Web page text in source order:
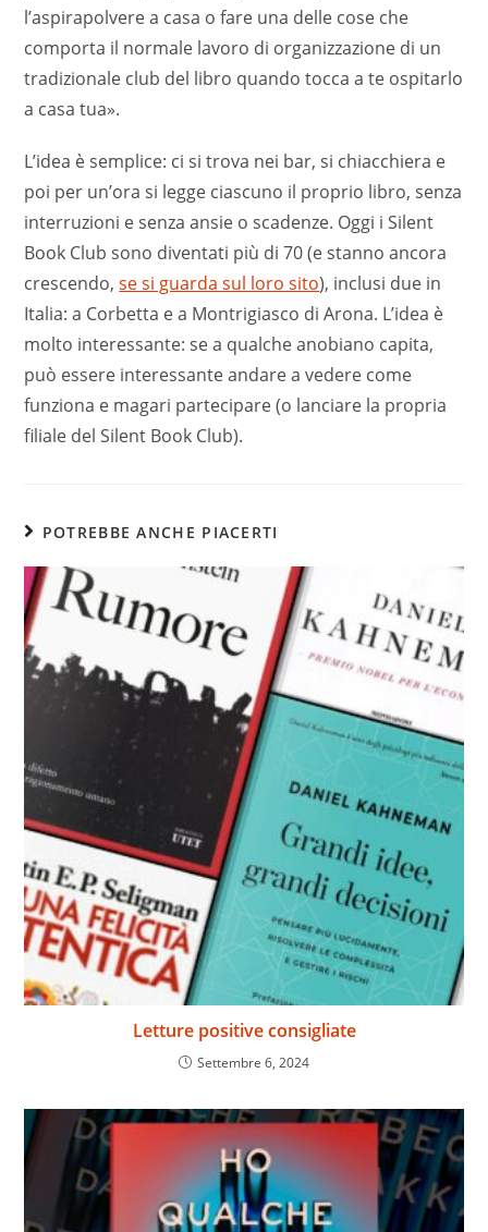
l’aspirapolvere a casa o fare una delle cose che
comporta il normale lavoro di organizzazione di un
tradizionale club del libro quando tocca a te ospitarlo
a casa tua».
L’idea è semplice: ci si trova nei bar, si chiacchiera e
poi per un’ora si legge ciascuno il proprio libro, senza
interruzioni e senza ansie o scadenze. Oggi i Silent
Book Club sono diventati più di 70 (e stanno ancora
crescendo,se si guarda sul loro sito), inclusi due in
Italia: a Corbetta e a Montrigiasco di Arona. L’idea è
molto interessante: se a qualche anobiano capita,
può essere interessante andare a vedere come
funziona e magari partecipare (o lanciare la propria
filiale del Silent Book Club).
POTREBBE ANCHE PIACERTI
Letture positive consigliate
Settembre 6, 2024